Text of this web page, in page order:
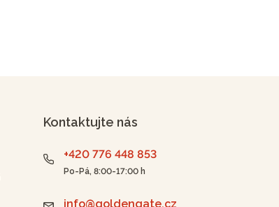
Kontaktujte nás
+420 776 448 853
Po-Pá, 8:00-17:00 h
info@goldengate.cz